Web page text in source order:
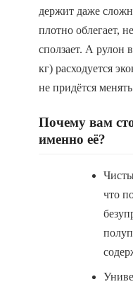
держит даже
плотно облегает,
сползает. А рулон
кг) расходуется
не придётся
Почему вам
именно её?
что